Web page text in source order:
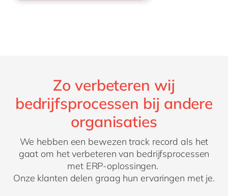
Zo verbeteren wij
bedrijfsprocessen bij andere
organisaties
We hebben een bewezen track record als het
gaat om het verbeteren van bedrijfsprocessen
met ERP-oplossingen.
Onze klanten delen graag hun ervaringen met je.